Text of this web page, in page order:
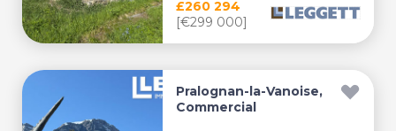
£260 294
[€299 000]
Pralognan-la-Vanoise,
Commercial